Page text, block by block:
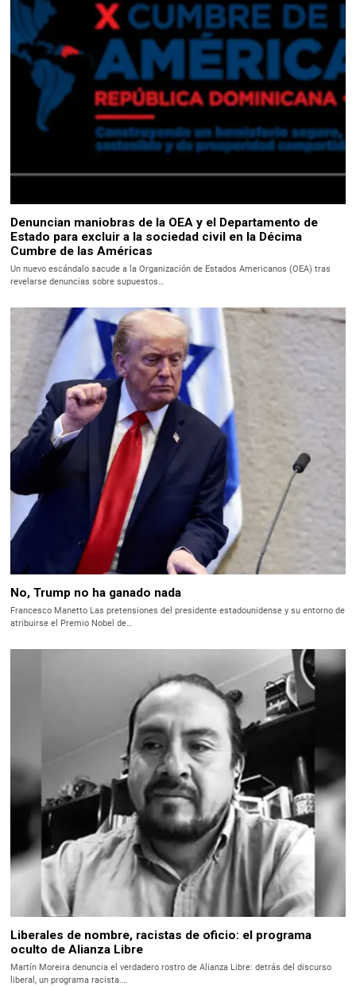
Denuncian maniobras de la OEA y el Departamento de
Estado para excluir a la sociedad civil en la Décima
Cumbre de las Américas
Un nuevo escándalo sacude a la Organización de Estados Americanos (OEA) tras
revelarse denuncias sobre supuestos…
No, Trump no ha ganado nada
Francesco Manetto Las pretensiones del presidente estadounidense y su entorno de
atribuirse el Premio Nobel de…
Liberales de nombre, racistas de oficio: el programa
oculto de Alianza Libre
Martín Moreira denuncia el verdadero rostro de Alianza Libre: detrás del discurso
liberal, un programa racista.…